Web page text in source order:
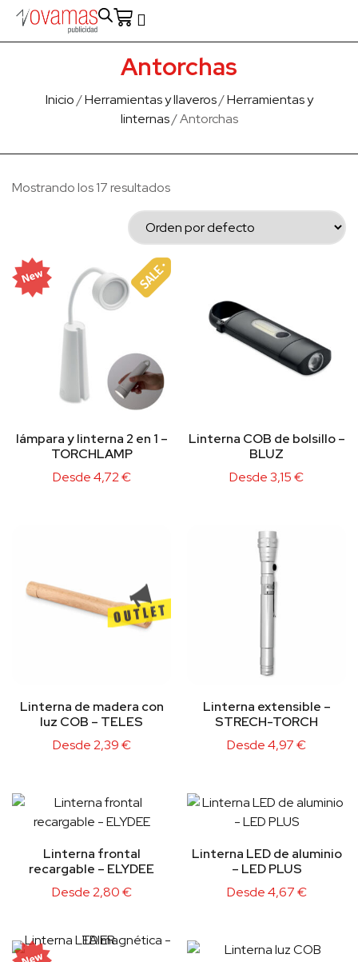
Antorchas
Inicio/Herramientas y llaveros/Herramientas y
linternas/ Antorchas
Mostrando los 17 resultados
lámpara y linterna 2 en 1 –
TORCHLAMP
Desde4,72€
Linterna COB de bolsillo –
BLUZ
Desde3,15€
Linterna de madera con
luz COB – TELES
Desde2,39€
Linterna extensible –
STRECH-TORCH
Desde4,97€
Linterna frontal
recargable – ELYDEE
Desde2,80€
Linterna LED de aluminio
– LED PLUS
Desde4,67€